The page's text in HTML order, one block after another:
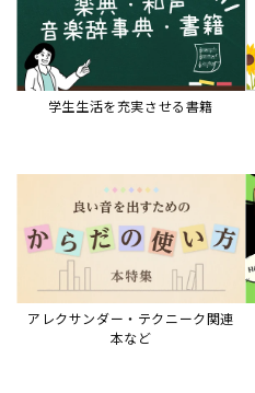
学生生活を充実させる書籍
アレクサンダー・テクニーク関連
本など